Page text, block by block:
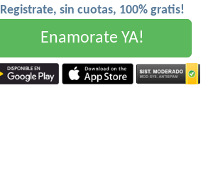
Registrate, sin cuotas, 100% gratis!
Enamorate YA!